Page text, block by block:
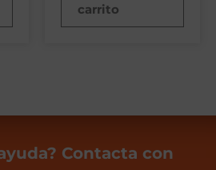
carrito
Contacta con